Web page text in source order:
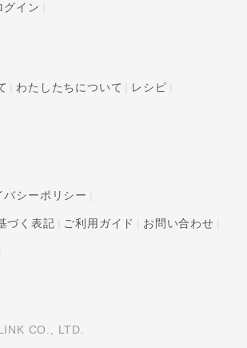
グイン
わたしたちについて レシピ
バシーポリシー
づく表記 ご利用ガイド お問い合わせ
CO., LTD.